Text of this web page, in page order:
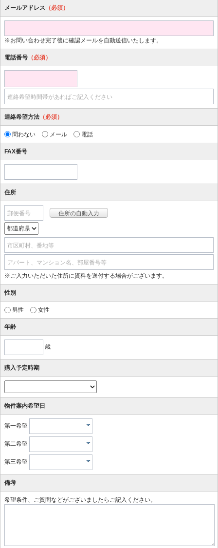
メールアドレス （必須）
※お問い合わせ完了後に確認メールを自動送信いたします。
電話番号 （必須）
連絡希望時間帯があればご記入ください
連絡希望方法 （必須）
問わない メール 電話
FAX番号
住所
郵便番号
市区町村、番地等
アパート、マンション名、部屋番号等
※ご入力いただいた住所に資料を送付する場合がございます。
性別
男性 女性
年齢
歳
購入予定時期
物件案内希望日
第一希望
第二希望
第三希望
備考
希望条件、ご質問などがございましたらご記入ください。